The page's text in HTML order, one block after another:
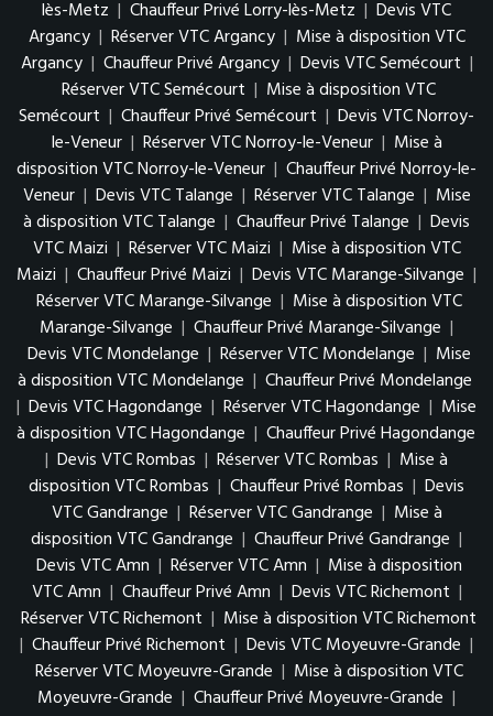
lès-Metz | Chauffeur Privé Lorry-lès-Metz | Devis VTC
Argancy | Réserver VTC Argancy | Mise à disposition VTC
Argancy | Chauffeur Privé Argancy | Devis VTC Semécourt |
Réserver VTC Semécourt | Mise à disposition VTC
Semécourt | Chauffeur Privé Semécourt | Devis VTC Norroy-
le-Veneur | Réserver VTC Norroy-le-Veneur | Mise à
disposition VTC Norroy-le-Veneur | Chauffeur Privé Norroy-le-
Veneur | Devis VTC Talange | Réserver VTC Talange | Mise
à disposition VTC Talange | Chauffeur Privé Talange | Devis
VTC Maizi | Réserver VTC Maizi | Mise à disposition VTC
Maizi | Chauffeur Privé Maizi | Devis VTC Marange-Silvange |
Réserver VTC Marange-Silvange | Mise à disposition VTC
Marange-Silvange | Chauffeur Privé Marange-Silvange |
Devis VTC Mondelange | Réserver VTC Mondelange | Mise
à disposition VTC Mondelange | Chauffeur Privé Mondelange
| Devis VTC Hagondange | Réserver VTC Hagondange | Mise
à disposition VTC Hagondange | Chauffeur Privé Hagondange
| Devis VTC Rombas | Réserver VTC Rombas | Mise à
disposition VTC Rombas | Chauffeur Privé Rombas | Devis
VTC Gandrange | Réserver VTC Gandrange | Mise à
disposition VTC Gandrange | Chauffeur Privé Gandrange |
Devis VTC Amn | Réserver VTC Amn | Mise à disposition
VTC Amn | Chauffeur Privé Amn | Devis VTC Richemont |
Réserver VTC Richemont | Mise à disposition VTC Richemont
| Chauffeur Privé Richemont | Devis VTC Moyeuvre-Grande |
Réserver VTC Moyeuvre-Grande | Mise à disposition VTC
Moyeuvre-Grande | Chauffeur Privé Moyeuvre-Grande |